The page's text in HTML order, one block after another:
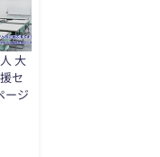
大
セ
ージ